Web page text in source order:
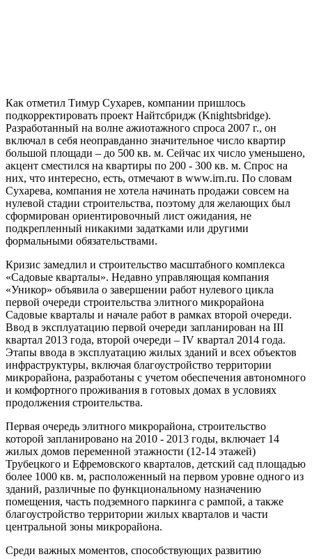
Как отметил Тимур Сухарев, компании пришлось
подкорректировать проект Найтсбридж (Knightsbridge).
Разработанный на волне ажиотажного спроса 2007 г., он
включал в себя неоправданно значительное число квартир
большой площади – до 500 кв. м. Сейчас их число уменьшено,
акцент сместился на квартиры по 200 - 300 кв. м. Спрос на
них, что интересно, есть, отмечают в www.irn.ru. По словам
Сухарева, компания не хотела начинать продажи совсем на
нулевой стадии строительства, поэтому для желающих был
сформирован ориентировочный лист ожидания, не
подкрепленный никакими задатками или другими
формальными обязательствами.
Кризис замедлил и строительство масштабного комплекса
«Садовые кварталы». Недавно управляющая компания
«Уникор» объявила о завершении работ нулевого цикла
первой очереди строительства элитного микрорайона
Садовые кварталы и начале работ в рамках второй очереди.
Ввод в эксплуатацию первой очереди запланирован на III
квартал 2013 года, второй очереди – IV квартал 2014 года.
Этапы ввода в эксплуатацию жилых зданий и всех объектов
инфраструктуры, включая благоустройство территории
микрорайона, разработаны с учетом обеспечения автономного
и комфортного проживания в готовых домах в условиях
продолжения строительства.
Первая очередь элитного микрорайона, строительство
которой запланировано на 2010 - 2013 годы, включает 14
жилых домов переменной этажности (12-14 этажей)
Трубецкого и Ефремовского кварталов, детский сад площадью
более 1000 кв. м, расположенный на первом уровне одного из
зданий, различные по функциональному назначению
помещения, часть подземного паркинга с рампой, а также
благоустройство территории жилых кварталов и части
центральной зоны микрорайона.
Среди важных моментов, способствующих развитию